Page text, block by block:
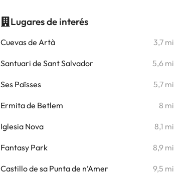
Lugares de interés
Cuevas de Artà 3,7 mi
Santuari de Sant Salvador 5,6 mi
Ses Païsses 5,7 mi
Ermita de Betlem 8 mi
Iglesia Nova 8,1 mi
Fantasy Park 8,9 mi
Castillo de sa Punta de n’Amer 9,5 mi